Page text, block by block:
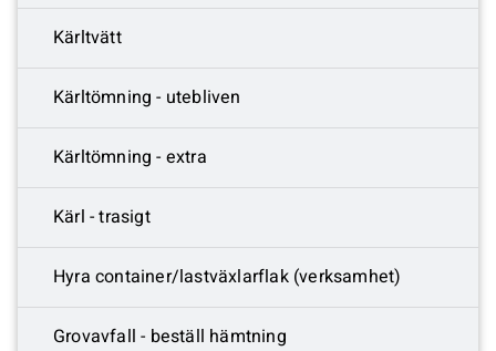
Kärltvätt
Kärltömning - utebliven
Kärltömning - extra
Kärl - trasigt
Hyra container/lastväxlarflak (verksamhet)
Grovavfall - beställ hämtning